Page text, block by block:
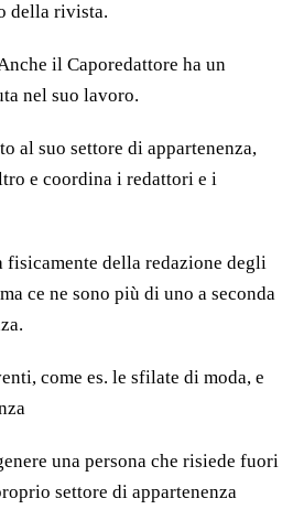
della rivista.
il Caporedattore ha un
nel suo lavoro.
al suo settore di appartenenza,
e coordina i redattori e i
della redazione degli
ce ne sono più di uno a seconda
come es. le sfilate di moda, e
una persona che risiede fuori
settore di appartenenza